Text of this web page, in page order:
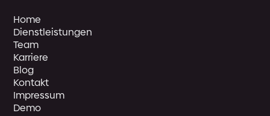
Home
Dienstleistungen
Team
Karriere
Blog
Kontakt
Impressum
Demo